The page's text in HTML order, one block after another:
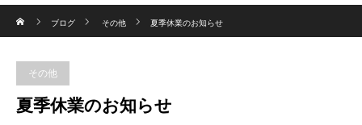
ブログ
その他 夏季休業のお知らせ
その他
夏季休業のお知らせ